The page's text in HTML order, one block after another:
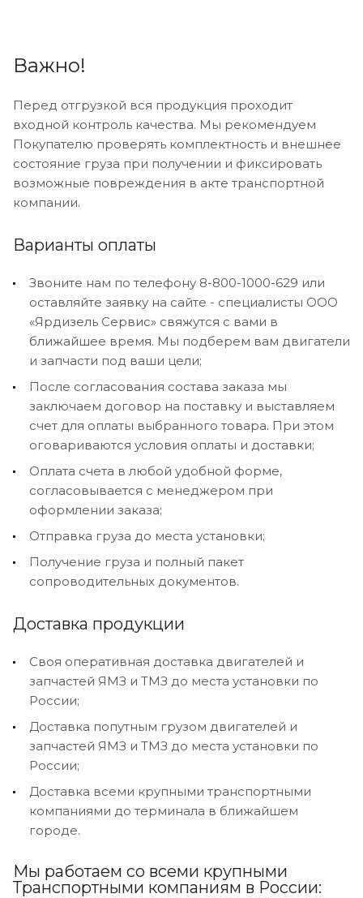
Важно!
Перед отгрузкой вся продукция проходит
входной контроль качества. Мы рекомендуем
Покупателю проверять комплектность и внешнее
состояние груза при получении и фиксировать
возможные повреждения в акте транспортной
компании.
Варианты оплаты
Звоните нам по телефону 8-800-1000-629 или
оставляйте заявку на сайте - специалисты ООО
«Ярдизель Сервис» свяжутся с вами в
ближайшее время. Мы подберем вам двигатели
и запчасти под ваши цели;
После согласования состава заказа мы
заключаем договор на поставку и выставляем
счет для оплаты выбранного товара. При этом
оговариваются условия оплаты и доставки;
Оплата счета в любой удобной форме,
согласовывается с менеджером при
оформлении заказа;
Отправка груза до места установки;
Получение груза и полный пакет
сопроводительных документов.
Доставка продукции
Своя оперативная доставка двигателей и
запчастей ЯМЗ и ТМЗ до места установки по
России;
Доставка попутным грузом двигателей и
запчастей ЯМЗ и ТМЗ до места установки по
России;
Доставка всеми крупными транспортными
компаниями до терминала в ближайшем
городе.
Мы работаем со всеми крупными
Транспортными компаниям в России: